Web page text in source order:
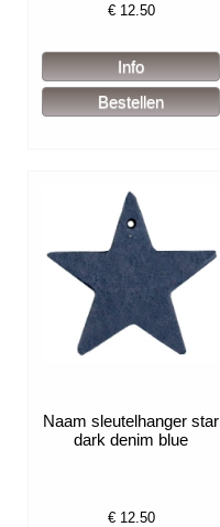
€ 12.50
Naam sleutelhanger star
dark denim blue
€ 12.50